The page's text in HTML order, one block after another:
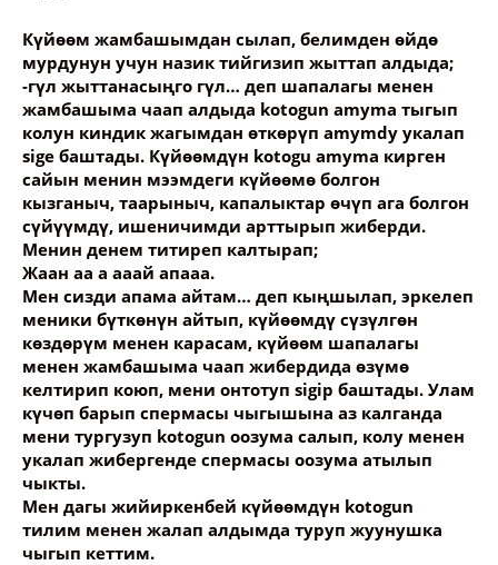
Күйөөм жамбашымдан сылап, белимден өйдө
мурдунун учун назик тийгизип жыттап алдыда;
-гүл жыттанасыңго гүл… деп шапалагы менен
жамбашыма чаап алдыда kotogun amyma тыгып
колун киндик жагымдан өткөрүп amymdy укалап
sigе баштады. Күйөөмдүн kotogu amyma кирген
сайын менин мээмдеги күйөөмө болгон
кызганыч, таарыныч, капалыктар өчүп ага болгон
сүйүүмдү, ишеничимди арттырып жиберди.
Менин денем титиреп калтырап;
Жаан аа а ааай апааа.
Мен сизди апама айтам… деп кыңшылап, эркелеп
меники бүткөнүн айтып, күйөөмдү сүзүлгөн
көздөрүм менен карасам, күйөөм шапалагы
менен жамбашыма чаап жибердида өзүмө
келтирип коюп, мени онтотуп sigip баштады. Улам
күчөп барып спермасы чыгышына аз калганда
мени тургузуп kotogun оозума салып, колу менен
укалап жибергенде спермасы оозума атылып
чыкты.
Мен дагы жийиркенбей күйөөмдүн kotogun
тилим менен жалап алдымда туруп жуунушка
чыгып кеттим.